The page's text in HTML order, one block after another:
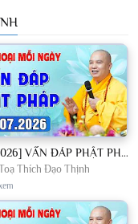
[04.07.2026] VẤN ĐÁP PHẬT PHÁP - Nghe Thầy giảng Pháp mỗi ngày CÔNG ĐỨC VÔ LƯỢNG│TT. Thích Đạo Thịnh
Thích Đạo Thịnh